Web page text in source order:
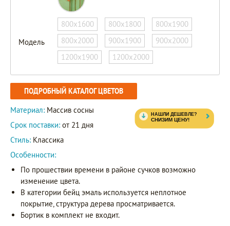
Модель
800х1600 800х1800
800х1900
800х2000
900х1900
900х2000
1200х1900
1200х2000
ПОДРОБНЫЙ КАТАЛОГ ЦВЕТОВ
Материал: Массив сосны
Срок поставки: от 21 дня
Стиль: Классика
Особенности:
По прошествии времени в районе сучков возможно
изменение цвета.
В категории бейц эмаль используется неплотное
покрытие, структура дерева просматривается.
Бортик в комплект не входит.